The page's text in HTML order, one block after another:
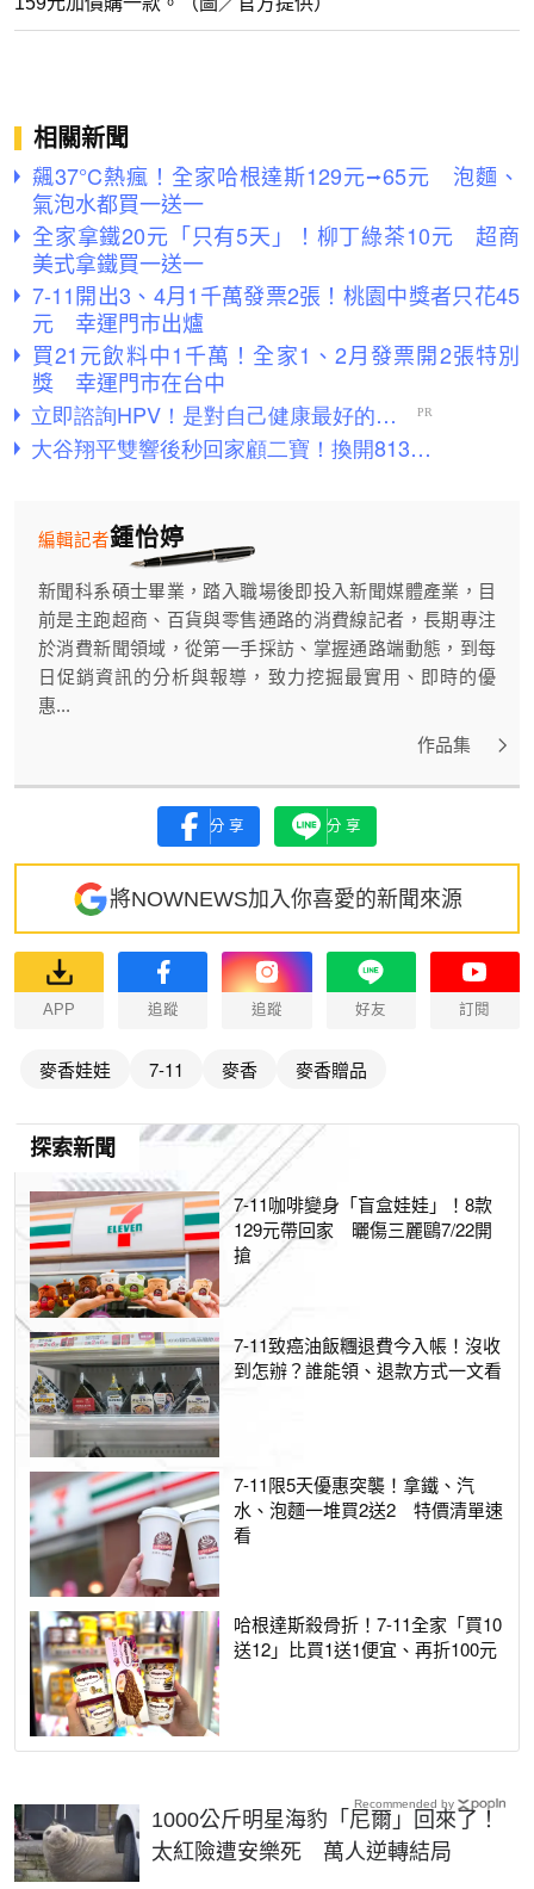
相關新聞
飆37°C熱瘋！全家哈根達斯129元⭢65元 泡麵、
氣泡水都買一送一
全家拿鐵20元「只有5天」！柳丁綠茶10元 超商
美式拿鐵買一送一
7-11開出3、4月1千萬發票2張！桃園中獎者只花45
元 幸運門市出爐
買21元飲料中1千萬！全家1、2月發票開2張特別
獎 幸運門市在台中
鍾怡婷
編輯記者
新聞科系碩士畢業，踏入職場後即投入新聞媒體產業，目
前是主跑超商、百貨與零售通路的消費線記者，長期專注
於消費新聞領域，從第一手採訪、掌握通路端動態，到每
日促銷資訊的分析與報導，致力挖掘最實用、即時的優
惠...
作品集
分享 分享
將NOWNEWS加入你喜愛的新聞來源
APP 追蹤 追蹤 好友 訂閱
麥香娃娃 7-11 麥香 麥香贈品
探索新聞
7-11咖啡變身「盲盒娃娃」！8款
129元帶回家 曬傷三麗鷗7/22開
搶
7-11致癌油飯糰退費今入帳！沒收
到怎辦？誰能領、退款方式一文看
7-11限5天優惠突襲！拿鐵、汽
水、泡麵一堆買2送2 特價清單速
看
哈根達斯殺骨折！7-11全家「買10
送12」比買1送1便宜、再折100元
1000公斤明星海豹「尼爾」回來了！
太紅險遭安樂死 萬人逆轉結局
Recommended by